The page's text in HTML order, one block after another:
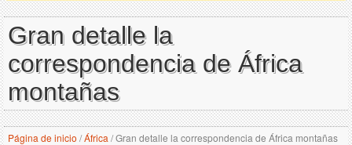
Gran detalle la
correspondencia de África
montañas
Página de inicio /África /Gran detalle la correspondencia de África montañas